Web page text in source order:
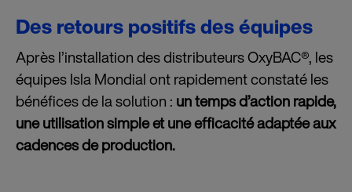
Des retours positifs des équipes
Après l’installation des distributeurs OxyBAC®, les
équipes Isla Mondial ont rapidement constaté les
bénéfices de la solution : un temps d’action rapide,
une utilisation simple et une efficacité adaptée aux
cadences de production.